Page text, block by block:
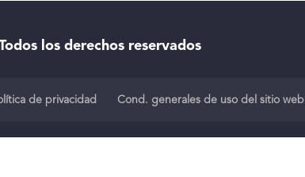
los derechos reservados
de privacidad Cond. generales de uso del sitio web